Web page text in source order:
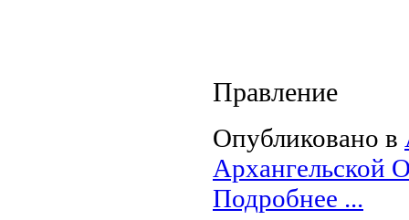
Правление
Опубликовано в
Архангельской
Подробнее ...